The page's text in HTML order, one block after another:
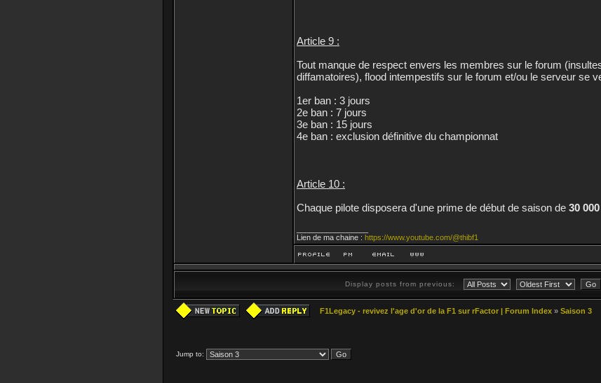
Article 9 :
Tout manque de respect envers les membres sur le forum
diffamatoires), flood intempestifs sur le forum et/ou le serveur se
1er ban : 3 jours
2e ban : 7 jours
3e ban : 15 jours
4e ban : exclusion définitive du championnat
Article 10 :
Chaque pilote disposera d'une prime de début de saison de 30
Lien de ma chaine : https://www.youtube.com/@thibf1
Display posts from previous:
F1Legacy - revivez l'age d'or de la F1 sur rFactor | Forum Index » Saison 3
Jump to: